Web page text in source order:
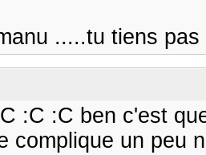
.....tu tiens
:C :C ben c'est
complique un peu